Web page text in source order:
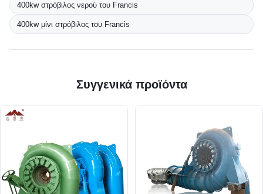
400kw στρόβιλος νερού του Francis
400kw μίνι στρόβιλος του Francis
Συγγενικά προϊόντα